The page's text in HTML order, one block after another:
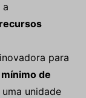
a
para
de
unidade